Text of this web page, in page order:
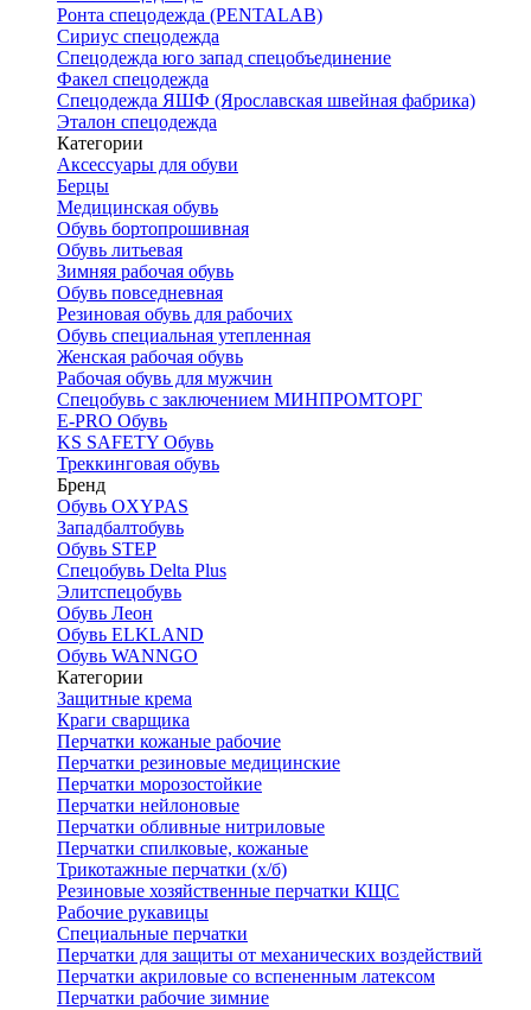
Ронта спецодежда (PENTALAB)
Сириус спецодежда
Спецодежда юго запад спецобъединение
Факел спецодежда
Спецодежда ЯШФ (Ярославская швейная фабрика)
Эталон спецодежда
Категории
Аксессуары для обуви
Берцы
Медицинская обувь
Обувь бортопрошивная
Обувь литьевая
Зимняя рабочая обувь
Обувь повседневная
Резиновая обувь для рабочих
Обувь специальная утепленная
Женская рабочая обувь
Рабочая обувь для мужчин
Спецобувь с заключением МИНПРОМТОРГ
E-PRO Обувь
KS SAFETY Обувь
Треккинговая обувь
Бренд
Обувь OXYPAS
Западбалтобувь
Обувь STEP
Спецобувь Delta Plus
Элитспецобувь
Обувь Леон
Обувь ELKLAND
Обувь WANNGO
Категории
Защитные крема
Краги сварщика
Перчатки кожаные рабочие
Перчатки резиновые медицинские
Перчатки морозостойкие
Перчатки нейлоновые
Перчатки обливные нитриловые
Перчатки спилковые, кожаные
Трикотажные перчатки (х/б)
Резиновые хозяйственные перчатки КЩС
Рабочие рукавицы
Специальные перчатки
Перчатки для защиты от механических воздействий
Перчатки акриловые со вспененным латексом
Перчатки рабочие зимние